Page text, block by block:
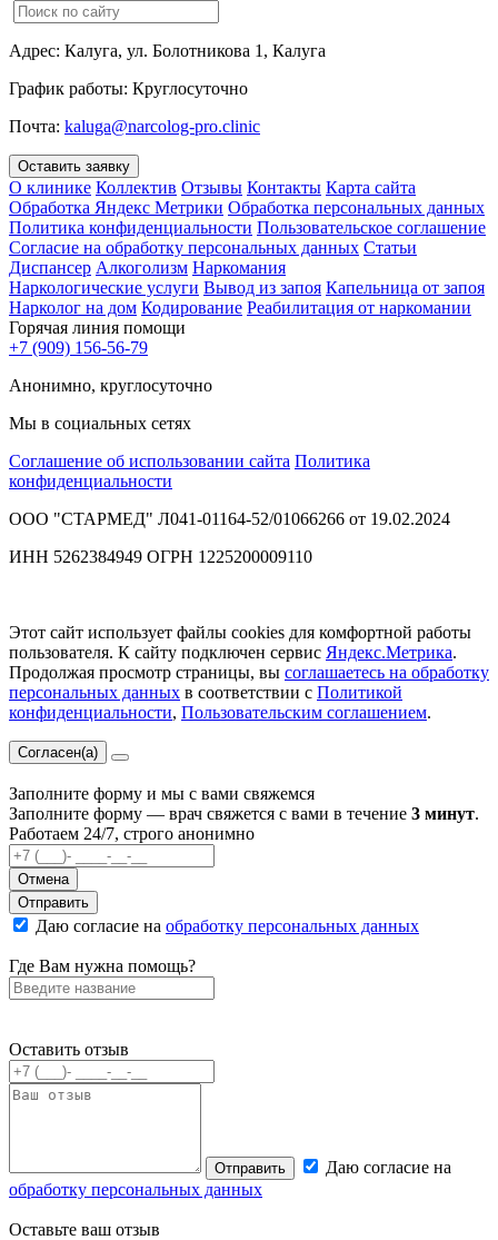
Адрес: Калуга, ул. Болотникова 1, Калуга
График работы: Круглосуточно
Почта: kaluga@narcolog-pro.clinic
Оставить заявку
О клинике Коллектив Отзывы Контакты Карта сайта
Обработка Яндекс Метрики Обработка персональных данных
Политика конфиденциальности Пользовательское соглашение
Согласие на обработку персональных данных Статьи
Диспансер Алкоголизм Наркомания
Наркологические услуги Вывод из запоя Капельница от запоя
Нарколог на дом Кодирование Реабилитация от наркомании
Горячая линия помощи
+7 (909) 156-56-79
Анонимно, круглосуточно
Мы в социальных сетях
Соглашение об использовании сайта Политика
конфиденциальности
ООО "СТАРМЕД" Л041-01164-52/01066266 от 19.02.2024
ИНН 5262384949 ОГРН 1225200009110
Этот сайт использует файлы cookies для комфортной работы
пользователя. К сайту подключен сервис Яндекс.Метрика.
Продолжая просмотр страницы, вы соглашаетесь на обработку
персональных данных в соответствии с Политикой
конфиденциальности, Пользовательским соглашением.
Согласен(а)
Заполните форму и мы с вами свяжемся
Заполните форму — врач свяжется с вами в течение 3 минут.
Работаем 24/7, строго анонимно
Отмена
Отправить
Даю согласие на обработку персональных данных
Где Вам нужна помощь?
Оставить отзыв
Отправить
Даю согласие на
обработку персональных данных
Оставьте ваш отзыв